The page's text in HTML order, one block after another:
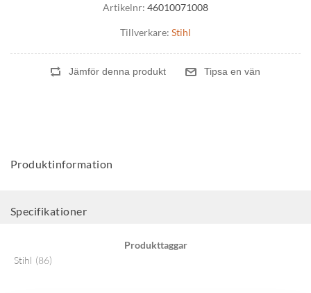
Artikelnr: 46010071008
Tillverkare: Stihl
Produktinformation
Specifikationer
Produkttaggar
Stihl (86)